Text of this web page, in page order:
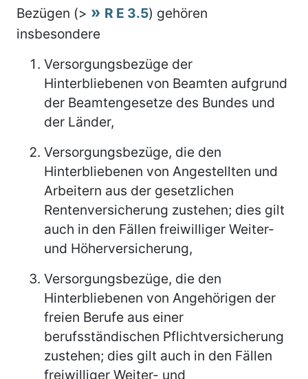
Bezügen (>
R E 3.5) gehören
insbesondere
Versorgungsbezüge der
Hinterbliebenen von Beamten aufgrund
der Beamtengesetze des Bundes und
der Länder,
Versorgungsbezüge, die den
Hinterbliebenen von Angestellten und
Arbeitern aus der gesetzlichen
Rentenversicherung zustehen; dies gilt
auch in den Fällen freiwilliger Weiter-
und Höherversicherung,
Versorgungsbezüge, die den
Hinterbliebenen von Angehörigen der
freien Berufe aus einer
berufsständischen Pflichtversicherung
zustehen; dies gilt auch in den Fällen
freiwilliger Weiter- und